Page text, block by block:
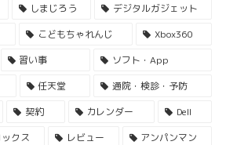
しまじろう
デジタルガジェット
こどもちゃれんじ
Xbox360
習い事
ソフト・App
任天堂
通院・検診・予防
契約 カレンダー
Dell
クス レビュー
アンパンマン